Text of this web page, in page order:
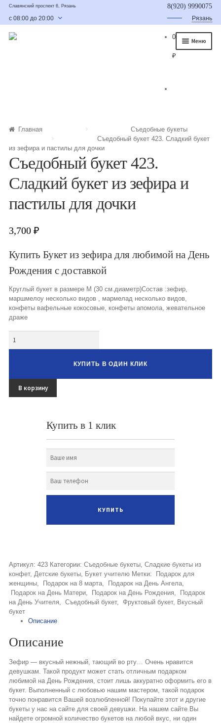
Славянский проспект 6, Рязань
с 08:00 до 20:00
8(920) 9990075
Рязань
Меню
Букет для мужчины
Букет из фруктов и овощей
Сладкие букеты из конфет
Букеты из сухофруктов и орехов
Букеты из клубники и ягод
Детские букеты
Букет учителю
Съедобные Корзины
Съедобные Боксы Ящики
Букеты из раков и рыбы
Фото работ
0
₽
Главная
Съедобные букеты
Съедобный букет 423. Сладкий букет
из зефира и пастилы для дочки
Съедобный букет 423.
Сладкий букет из зефира и
пастилы для дочки
3,700₽
Купить Букет из зефира для любимой на День
Рождения с доставкой
Круглый букет в размере М (30 см.диаметр)Состав :зефир,
маршмелоу несколько видов , мармелад несколько видов,
конфеты вафельные кокосовые, конфеты апомола, жевательное
драже
КУПИТЬ В ОДИН КЛИК
В корзину
Купить в 1 клик
Артикул:423 Категории:Съедобные букеты,Сладкие букеты из
конфет,Детские букеты, Букет учителю Метки:
Подарок для
женщины, Подарок на 8 марта, Подарок на День Ангела,
Подарок на День Матери, Подарок на День Рождения,
Подарок
на День Учителя, Съедобный букет, Фруктовый букет, Вкусный
букет
Описание
Описание
Зефир — вкусный нежный, тающий во рту… Очень нравится
девушкам. Такой продукт может стать отличным подарком
любимой на День Рождения, стоит лишь аккуратно оформить его в
букет. Выполненный с любовью нашим мастером, такой подарок
точно понравится Вашей возлюбленной! Покупайте этот и другие
букеты у нас на сайте для своей девушки. На нашем сайте Вы
найдете огромной количество букетов на любой вкус, ни один